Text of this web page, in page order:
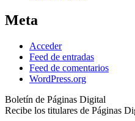
Meta
Acceder
Feed de entradas
Feed de comentarios
WordPress.org
Boletín de Páginas Digital
Recibe los titulares de Páginas